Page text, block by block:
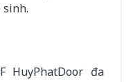
sinh.